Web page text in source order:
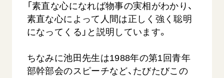
「素直な心になれば物事の実相がわかり、
素直な心によって人間は正しく強く聡明
になってくる」と説明しています。
ちなみに池田先生は1988年の第1回青年
部幹部会のスピーチなど、たびたびこの